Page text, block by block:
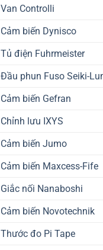
Van Controlli
Cảm biến Dynisco
Tủ điện Fuhrmeister
Đầu phun Fuso Seiki-
Cảm biến Gefran
Chỉnh lưu IXYS
Cảm biến Jumo
Cảm biến Maxcess-Fife
Giắc nối Nanaboshi
Cảm biến Novotechnik
Thước đo Pi Tape